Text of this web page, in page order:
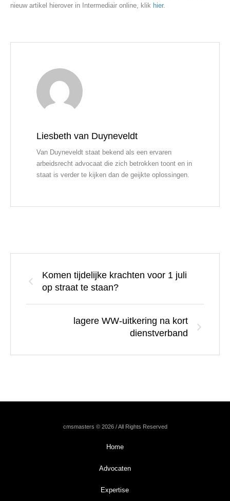
nieuw artikel hierover in Intermediair online, klik hier.
Liesbeth van Duyneveldt
Van Duyneveldt staat bekend als een ervaren
arbeidsrecht advocaat die zich betrokken toont en in
staat is verder te kijken dan de geijkte oplossingen.
Komen tijdelijke krachten voor 1 juli
op straat te staan?
lagere WW-uitkering na kort
dienstverband
cmsmasters © 2026 / All Rights Reserved
Home
Advocaten
Expertise